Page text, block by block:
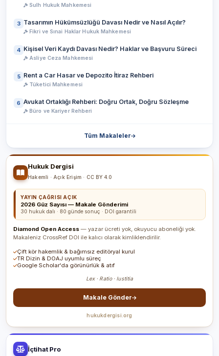
Sulh Hukuk Mahkemesi
3 Tasarımın Hükümsüzlüğü Davası Nedir ve Nasıl Açılır?
Fikri ve Sınai Haklar Hukuk Mahkemesi
4 Kişisel Veri Kaydı Davası Nedir? Haklar ve Başvuru Süreci
Asliye Ceza Mahkemesi
5 Rent a Car Hasar ve Depozito İtiraz Rehberi
Tüketici Mahkemesi
6 Avukat Ortaklığı Rehberi: Doğru Ortak, Doğru Sözleşme
Büro ve Kariyer Rehberi
Tüm Makaleler
Hukuk Dergisi
Hakemli · Açık Erişim · CC BY 4.0
YAYIN ÇAĞRISI AÇIK
2026 Güz Sayısı — Makale Gönderimi
30 hukuk dalı · 80 günde sonuç · DOI garantili
Diamond Open Access — yazar ücreti yok, okuyucu aboneliği yok.
Makaleniz CrossRef DOI ile kalıcı olarak kimliklendirilir.
Çift kör hakemlik & bağımsız editöryal kurul
TR Dizin & DOAJ uyumlu süreç
Google Scholar'da görünürlük & atıf
Lex · Ratio · Iustitia
Makale Gönder
hukukdergisi.org
İçtihat Pro